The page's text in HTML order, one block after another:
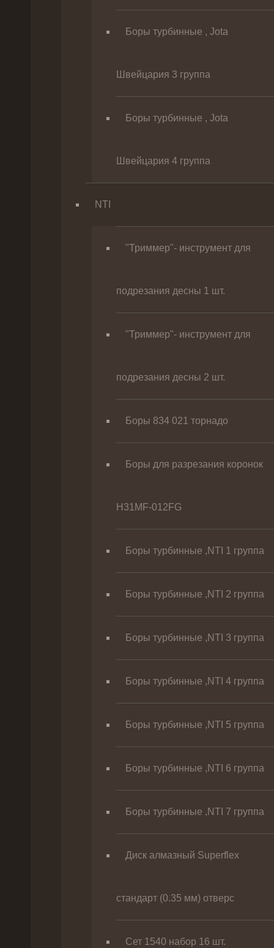
Боры турбинные , Jota
Швейцария 3 группа
Боры турбинные , Jota
Швейцария 4 группа
NTI
"Триммер"- инструмент для
подрезания десны 1 шт.
"Триммер"- инструмент для
подрезания десны 2 шт.
Боры 834 021 торнадо
Боры для разрезания коронок
H31MF-012FG
Боры турбинные ,NTI 1 группа
Боры турбинные ,NTI 2 группа
Боры турбинные ,NTI 3 группа
Боры турбинные ,NTI 4 группа
Боры турбинные ,NTI 5 группа
Боры турбинные ,NTI 6 группа
Боры турбинные ,NTI 7 группа
Диск алмазный Superflex
стандарт (0.35 мм) отверс
Сет 1540 набор 16 шт.